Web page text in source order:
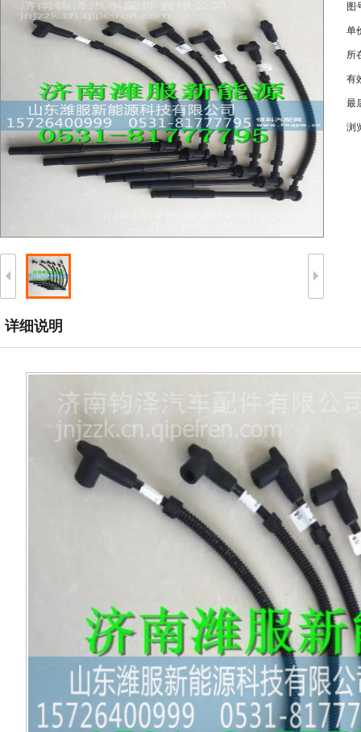
图
单
所
有
最
浏
详细说明